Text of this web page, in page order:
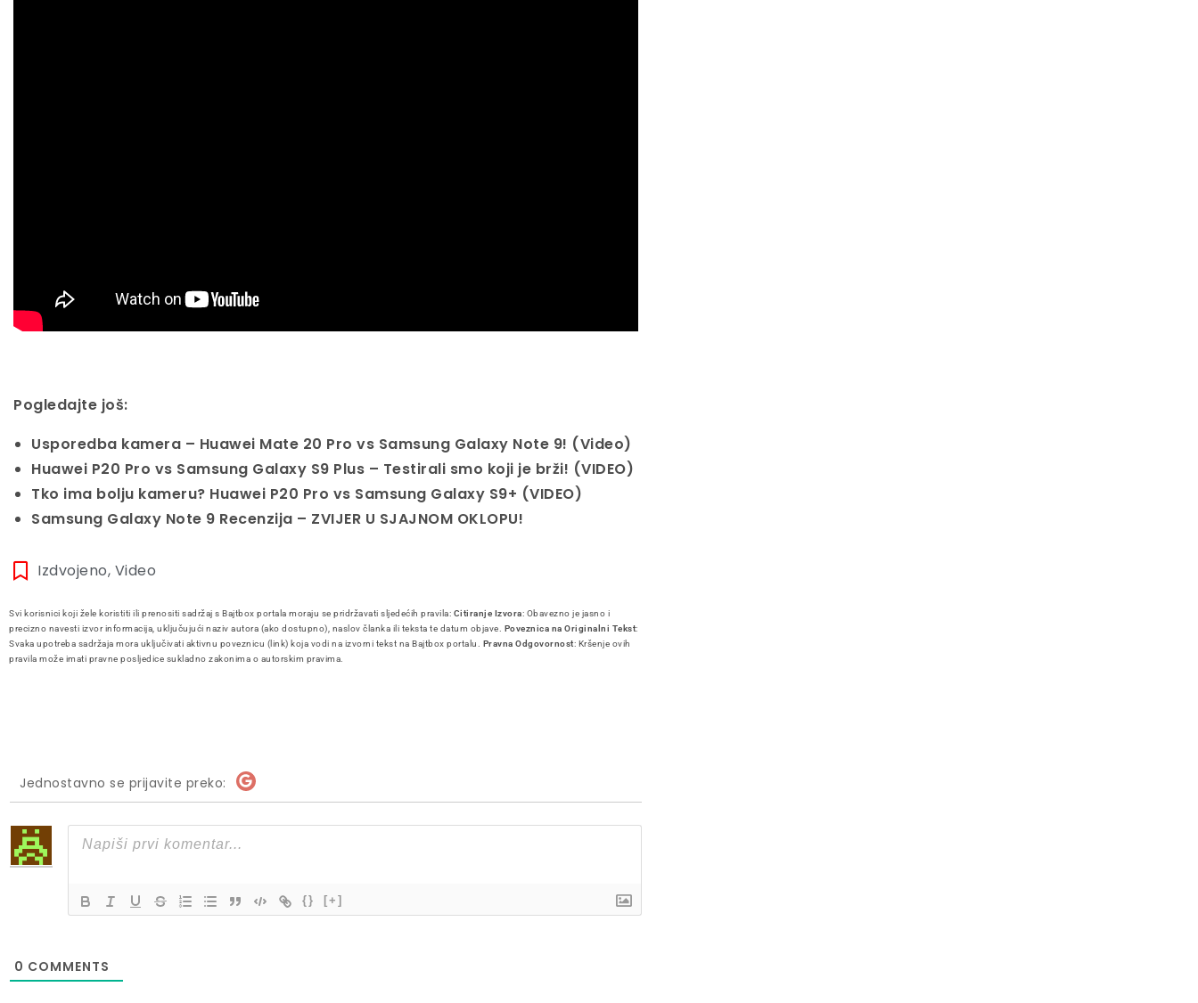
Pogledajte još:
Usporedba kamera – Huawei Mate 20 Pro vs Samsung Galaxy Note 9! (Video)
Huawei P20 Pro vs Samsung Galaxy S9 Plus – Testirali smo koji je brži! (VIDEO)
Tko ima bolju kameru? Huawei P20 Pro vs Samsung Galaxy S9+ (VIDEO)
Samsung Galaxy Note 9 Recenzija – ZVIJER U SJAJNOM OKLOPU!
Izdvojeno, Video
Svi korisnici koji žele koristiti ili prenositi sadržaj s Bajtbox portala moraju se pridržavati sljedećih pravila: Citiranje Izvora: Obavezno je jasno i
precizno navesti izvor informacija, uključujući naziv autora (ako dostupno), naslov članka ili teksta te datum objave. Poveznica na Originalni Tekst:
Svaka upotreba sadržaja mora uključivati aktivnu poveznicu (link) koja vodi na izvorni tekst na Bajtbox portalu. Pravna Odgovornost: Kršenje ovih
pravila može imati pravne posljedice sukladno zakonima o autorskim pravima.
Jednostavno se prijavite preko:
{} [+]
0 COMMENTS